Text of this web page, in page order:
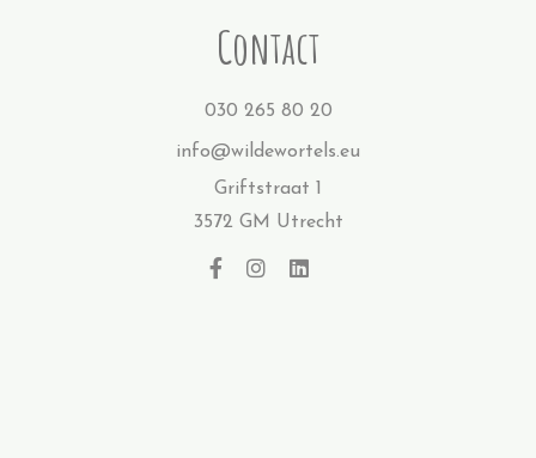
Contact
030 265 80 20
info@wildewortels.eu
Griftstraat 1
3572 GM Utrecht